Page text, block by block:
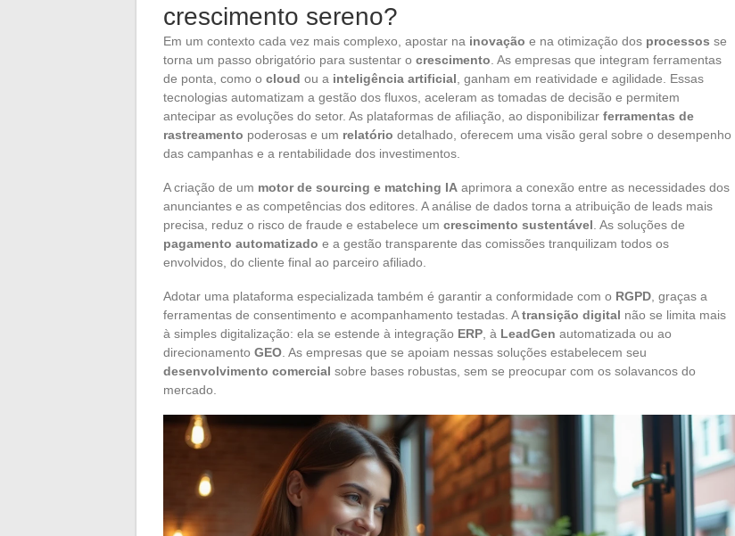
crescimento sereno?
Em um contexto cada vez mais complexo, apostar na inovação e na otimização dos processos se
torna um passo obrigatório para sustentar o crescimento . As empresas que integram ferramentas
de ponta, como o cloud ou a inteligência artificial , ganham em reatividade e agilidade. Essas
tecnologias automatizam a gestão dos fluxos, aceleram as tomadas de decisão e permitem
antecipar as evoluções do setor. As plataformas de afiliação, ao disponibilizar ferramentas de
rastreamento poderosas e um relatório detalhado, oferecem uma visão geral sobre o desempenho
das campanhas e a rentabilidade dos investimentos.
A criação de um motor de sourcing e matching IA aprimora a conexão entre as necessidades dos
anunciantes e as competências dos editores. A análise de dados torna a atribuição de leads mais
precisa, reduz o risco de fraude e estabelece um crescimento sustentável . As soluções de
pagamento automatizado e a gestão transparente das comissões tranquilizam todos os
envolvidos, do cliente final ao parceiro afiliado.
Adotar uma plataforma especializada também é garantir a conformidade com o RGPD , graças a
ferramentas de consentimento e acompanhamento testadas. Atransição digital não se limita mais
à simples digitalização: ela se estende à integração ERP , à LeadGen automatizada ou ao
direcionamento GEO . As empresas que se apoiam nessas soluções estabelecem seu
desenvolvimento comercial sobre bases robustas, sem se preocupar com os solavancos do
mercado.